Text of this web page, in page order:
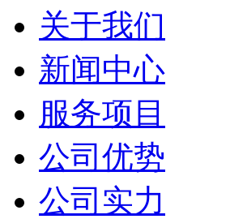
关于我们
新闻中心
服务项目
公司优势
公司实力